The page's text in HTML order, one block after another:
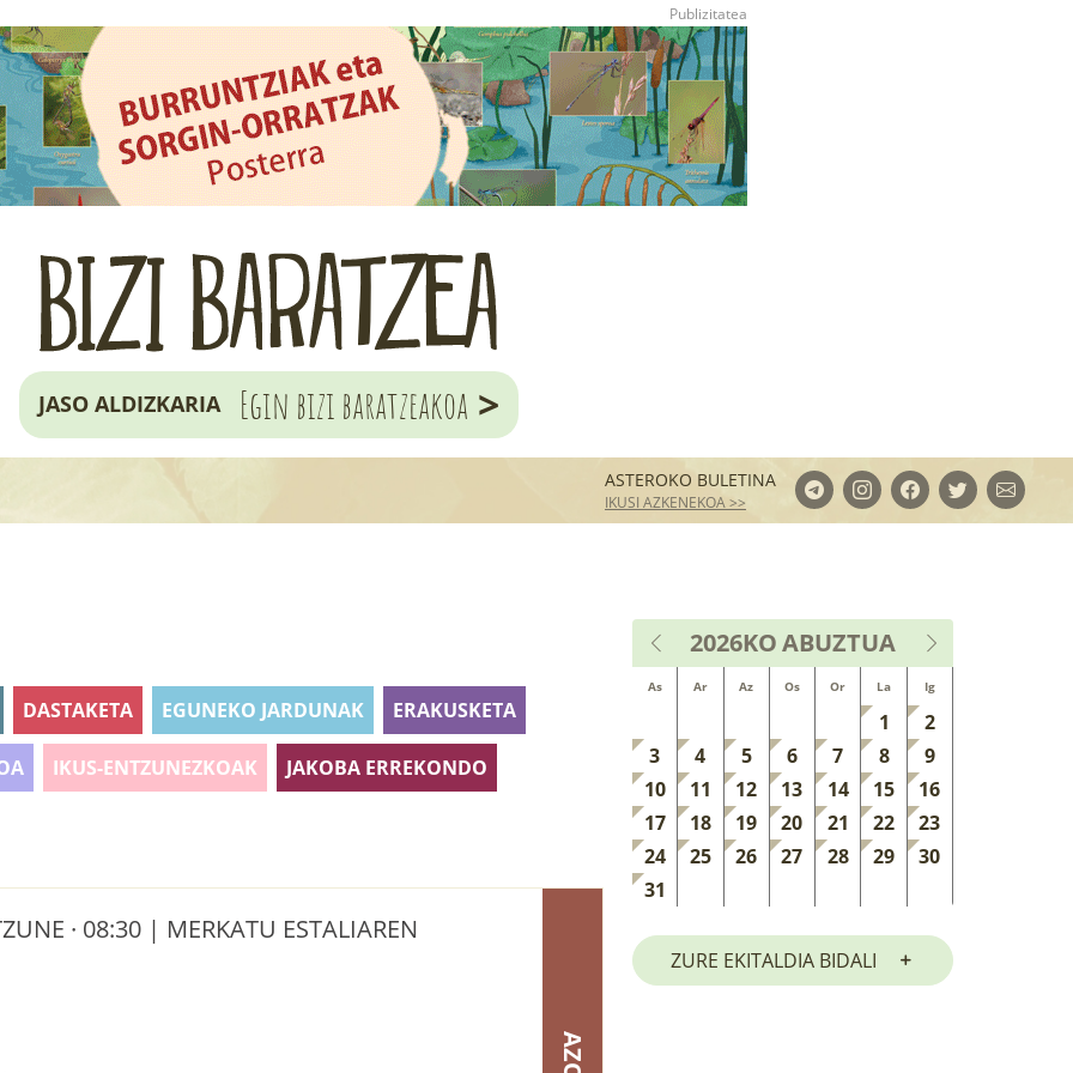
JASO ALDIZKARIA Egin bizi baratzeakoa >
ASTEROKO BULETINA
IKUSI AZKENEKOA >>
DASTAKETA EGUNEKO JARDUNAK ERAKUSKETA
IKUS-ENTZUNEZKOAK JAKOBA ERREKONDO
· 08:30 | MERKATU ESTALIAREN
2026KOABUZTUA
As Ar Az Os Or La Ig
1
2
3
4 5 6 7 8
9
10
11 12 13 14 15
16
17
18 19 20 21 22
23
24
25 26 27 28 29
30
31
ZURE EKITALDIA BIDALI